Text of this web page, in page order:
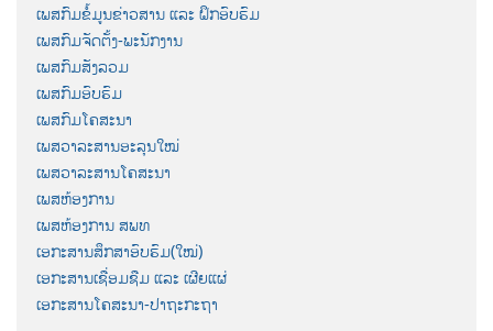
ເພສກົມຂໍ້ມູນຂ່າວສານ ແລະ ຝຶກອົບຮົມ
ເພສກົມຈັດຕັ້ງ-ພະນັກງານ
ເພສກົມສັງລວມ
ເພສກົມອົບຮົມ
ເພສກົມໂຄສະນາ
ເພສວາລະສານອະລຸນໃໝ່
ເພສວາລະສານໂຄສະນາ
ເພສຫ້ອງການ
ເພສຫ້ອງການ ສພທ
ເອກະສານສຶກສາອົບຮົມ(ໃໝ່)
ເອກະສານເຊື່ອມຊືມ ແລະ ເຜີຍແຜ່
ເອກະສານໂຄສະນາ-ປາຖະກະຖາ